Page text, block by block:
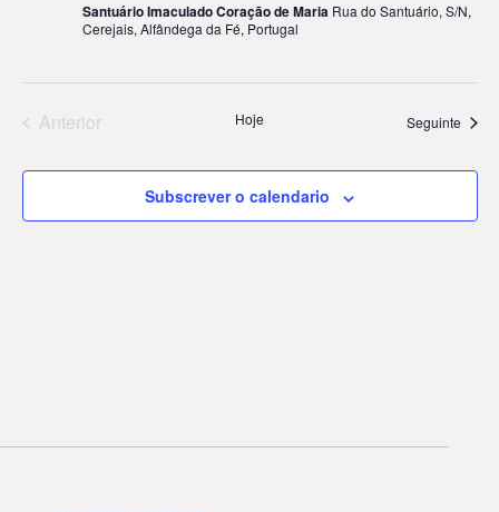
Santuário Imaculado Coração de Maria Rua do Santuário, S/N,
Cerejais, Alfândega da Fé, Portugal
Anterior
Hoje Seguinte
Subscrever o calendario